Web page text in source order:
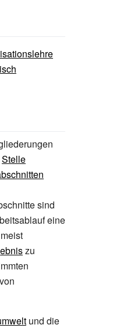
Stelle
sind
eine
meist
zu
und die